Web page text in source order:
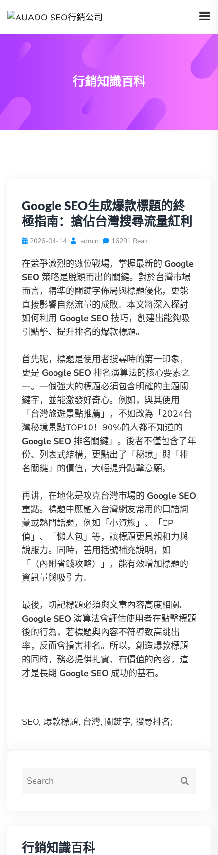
行銷知識百科
Google SEO生成爆款標題的終
極指南：搶佔台灣搜尋流量紅利
2026-04-14 admin 16291 Read
在競爭激烈的數位戰場，掌握最新的 Google
SEO 策略是脫穎而出的關鍵。對於台灣市場
而言，精準的關鍵字佈局與標題優化，更能
直接影響自然流量的成敗。本文將深入探討
如何利用 Google SEO 技巧，創建出能夠吸
引點擊、提升排名的爆款標題。
首先呢，標題是使用者搜尋時的第一印象，
更是 Google SEO 排名演算法的核心要素之
一。一個強大的標題必須包含明確的主題關
鍵字，並能激發好奇心。例如，與其使用
「台灣旅遊景點推薦」，不如改為「2024台
灣秘境景點TOP10！90%的人都不知道的
Google SEO 排名關鍵」。後者不僅包含了年
份、列表式結構，更點出了「秘境」與「排
名關鍵」的價值，大幅提升點擊意願。
再讲，在地化是攻克台灣市場的 Google SEO
重點。標題中應融入台灣網友常用的口語詞
彙或熱門話題，例如「小資族」、「CP
值」、「懶人包」等，讓標題更具親和力與
說服力。同時，善用括號補充說明，如
「（內附省錢攻略）」，能有效增加標題的
資訊量與吸引力。
最後，切記標題必須與文章內容高度相關。
Google SEO 演算法會評估使用者在點擊標題
後的行為，若標題與內容不符導致高跳出
率，反而會損害排名。所以，創造爆款標題
的同時，務必提供扎實、有價值的內容，這
才是長期 Google SEO 成功的基石。
SEO, 爆款標題, 台灣, 關鍵字, 搜尋排名;
行銷知識百科